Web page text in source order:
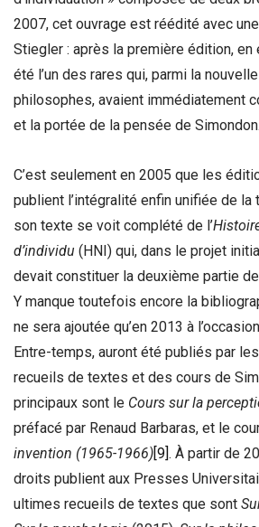
2007, cet ouvrage est réédité avec
Stiegler : après la première édition,
été l’un des rares qui, parmi la
philosophes, avaient immédiatement
et la portée de la pensée de Simondon.
C’est seulement en 2005 que les
publient l’intégralité enfin unifiée de la
son texte se voit complété de l’
d’individu (HNI) qui, dans le projet
devait constituer la deuxième partie
Y manque toutefois encore la
ne sera ajoutée qu’en 2013 à
Entre-temps, auront été publiés par
recueils de textes et des cours de
principaux sont le Cours sur la
préfacé par Renaud Barbaras, et le
invention (1965-1966) [9] . À partir de
droits publient aux Presses
ultimes recueils de textes que sont